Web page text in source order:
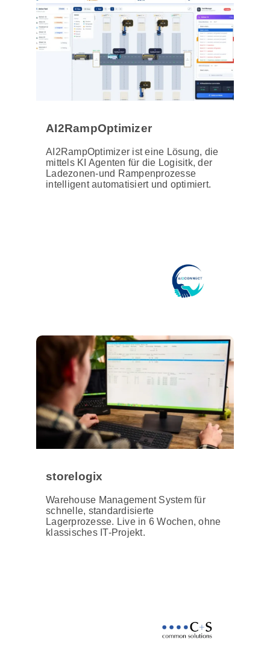
AI2RampOptimizer
AI2RampOptimizer ist eine Lösung, die
mittels KI Agenten für die Logisitk, der
Ladezonen-und Rampenprozesse
intelligent automatisiert und optimiert.
storelogix
Warehouse Management System für
schnelle, standardisierte
Lagerprozesse. Live in 6 Wochen, ohne
klassisches IT-Projekt.